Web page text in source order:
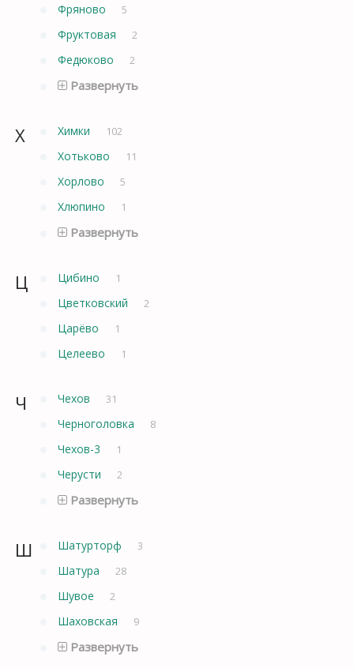
Фряново 5
Фруктовая 2
Федюково 2
Развернуть
Х Химки 102
Хотьково 11
Хорлово 5
Хлюпино 1
Развернуть
Ц Цибино 1
Цветковский 2
Царёво 1
Целеево 1
Ч Чехов 31
Черноголовка 8
Чехов-3 1
Черусти 2
Развернуть
Ш Шатурторф 3
Шатура 28
Шувое 2
Шаховская 9
Развернуть